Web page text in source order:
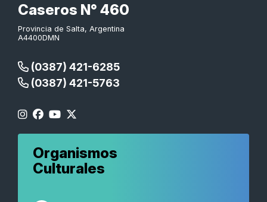
Caseros N° 460
Provincia de Salta, Argentina
A4400DMN
(0387) 421-6285
(0387) 421-5763
Organismos
Culturales